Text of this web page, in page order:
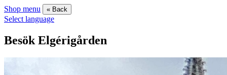
Shop menu « Back
Select language
Besök Elgérigården